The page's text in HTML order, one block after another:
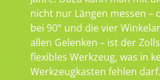
nicht nur Längen messen –
bei 90° und die vier
allen Gelenken – ist der
flexibles Werkzeug, was in
Werkzeugkasten fehlen darf.